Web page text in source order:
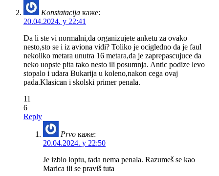
Konstatacija каже:
20.04.2024. у 22:41
Da li ste vi normalni,da organizujete anketu za ovako
nesto,sto se i iz aviona vidi? Toliko je ocigledno da je faul
nekoliko metara unutra 16 metara,da je zaprepascujuce da
neko uopste pita tako nesto ili posumnja. Antic podize levo
stopalo i udara Bukarija u koleno,nakon cega ovaj
pada.Klasican i skolski primer penala.
11
6
Reply
Prvo каже:
20.04.2024. у 22:50
Je izbio loptu, tada nema penala. Razumeš se kao
Marica ili se praviš tuta